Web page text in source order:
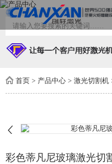
首页 > 产品中心 >激光切割机
彩色蒂凡尼玻璃激光切